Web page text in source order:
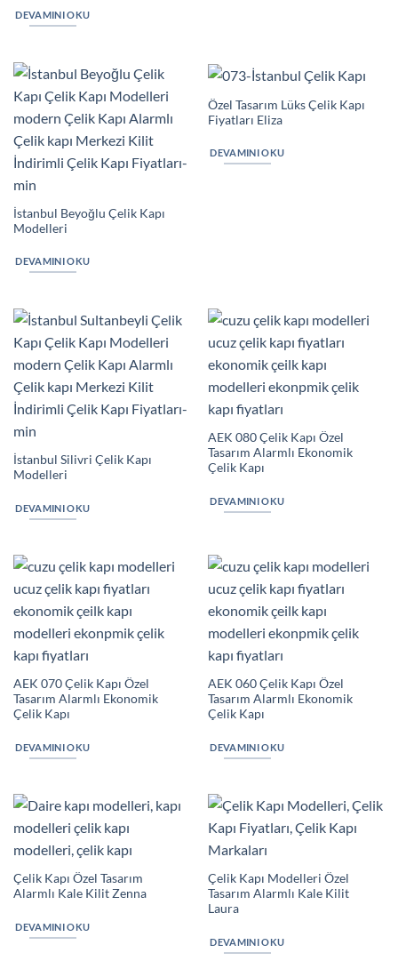
DEVAMINI OKU
İstanbul Beyoğlu Çelik Kapı
Modelleri
DEVAMINI OKU
Özel Tasarım Lüks Çelik Kapı
Fiyatları Eliza
DEVAMINI OKU
İstanbul Silivri Çelik Kapı
Modelleri
DEVAMINI OKU
AEK 080 Çelik Kapı Özel
Tasarım Alarmlı Ekonomik
Çelik Kapı
DEVAMINI OKU
AEK 070 Çelik Kapı Özel
Tasarım Alarmlı Ekonomik
Çelik Kapı
DEVAMINI OKU
AEK 060 Çelik Kapı Özel
Tasarım Alarmlı Ekonomik
Çelik Kapı
DEVAMINI OKU
Çelik Kapı Özel Tasarım
Alarmlı Kale Kilit Zenna
DEVAMINI OKU
Çelik Kapı Modelleri Özel
Tasarım Alarmlı Kale Kilit
Laura
DEVAMINI OKU